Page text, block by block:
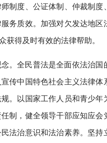
制度、公证体制、仲裁制度
务质效。加强对欠发达地
得及时有效的法律帮助。
。全民普法是全面依法治
传中国特色社会主义法律
。以国家工作人员和青少
制，健全领导干部应知应
法治意识和法治素养。坚